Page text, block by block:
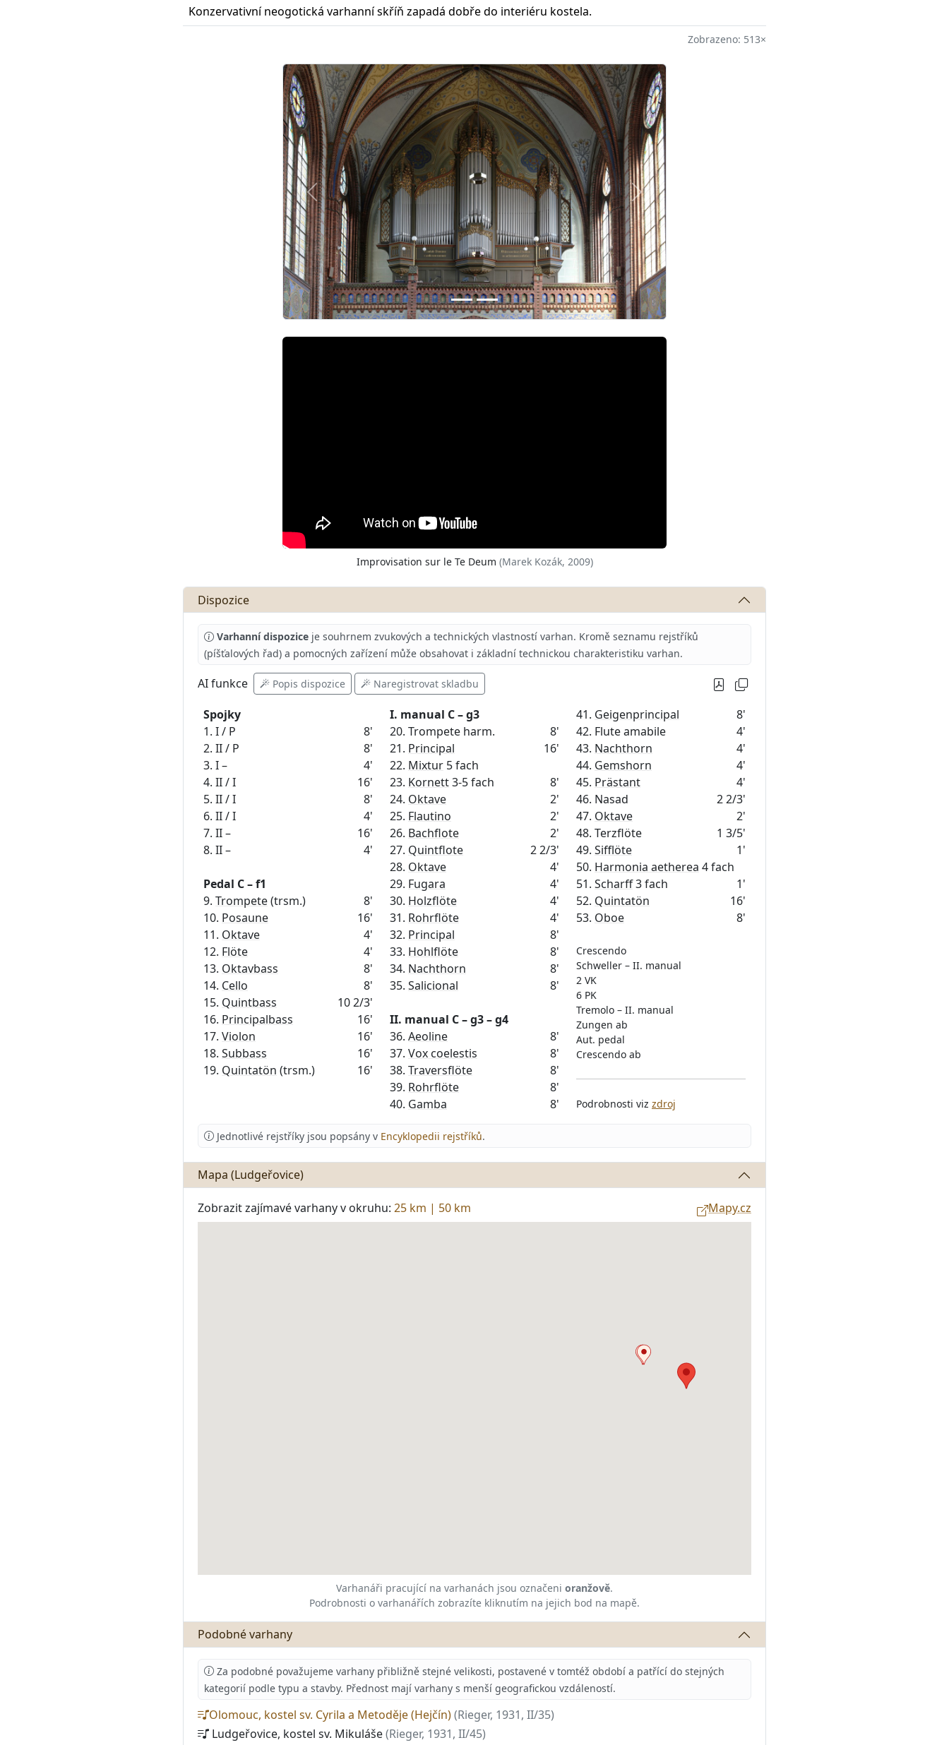
Konzervativní neogotická varhanní skříň zapadá dobře do interiéru kostela.
Zobrazeno: 513×
Předchozí Další
Improvisation sur le Te Deum (Marek Kozák, 2009)
Dispozice
Varhanní dispozice je souhrnem zvukových a technických vlastností varhan. Kromě seznamu rejstříků
(píšťalových řad) a pomocných zařízení může obsahovat i základní technickou charakteristiku varhan.
AIfunkce Popis dispozice Naregistrovat skladbu
Spojky
1. I / P
8'
2. II / P
8'
3. I –
4'
4. II / I
16'
5. II / I
8'
6. II / I
4'
7. II –
16'
8. II –
4'
Pedal C – f1
9. Trompete(trsm.)
8'
10. Posaune
16'
11. Oktave
4'
12. Flöte
4'
13. Oktavbass
8'
14. Cello
8'
15. Quintbass
10 2/3'
16. Principalbass
16'
17. Violon
16'
18. Subbass
16'
19. Quintatön (trsm.) 16'
I. manual C – g3
20. Trompete harm.
8'
21. Principal
16'
22. Mixtur 5 fach
23. Kornett3-5 fach
8'
24. Oktave
2'
25. Flautino
2'
26. Bachflote
2'
27. Quintflote
2 2/3'
28. Oktave
4'
29. Fugara
4'
30. Holzflöte
4'
31. Rohrflöte
4'
32. Principal
8'
33. Hohlflöte
8'
34. Nachthorn
8'
35. Salicional 8'
II. manual C – g3 – g4
36. Aeoline
8'
37. Vox coelestis
8'
38. Traversflöte
8'
39. Rohrflöte
8'
40. Gamba 8'
41. Geigenprincipal
8'
42. Flute amabile
4'
43. Nachthorn
4'
44. Gemshorn
4'
45. Prästant
4'
46. Nasad
2 2/3'
47. Oktave
2'
48. Terzflöte
1 3/5'
49. Sifflöte
1'
50. Harmonia aetherea 4 fach
51. Scharff3 fach
1'
52. Quintatön
16'
53. Oboe 8'
Crescendo
Schweller – II. manual
2 VK
6 PK
Tremolo – II. manual
Zungen ab
Aut. pedal
Crescendo ab
Podrobnosti viz zdroj
Jednotlivé rejstříky jsou popsány v Encyklopedii rejstříků.
Mapa (Ludgeřovice)
Zobrazit zajímavé varhany v okruhu: 25 km | 50 km Mapy.cz
Varhanáři pracující na varhanách jsou označeni oranžově.
Podrobnosti o varhanářích zobrazíte kliknutím na jejich bod na mapě.
Podobné varhany
Za podobné považujeme varhany přibližně stejné velikosti, postavené v tomtéž období a patřící do stejných
kategorií podle typu a stavby. Přednost mají varhany s menší geografickou vzdáleností.
Olomouc, kostel sv. Cyrila a Metoděje (Hejčín)(Rieger, 1931, II/35)
Ludgeřovice, kostel sv. Mikuláše(Rieger, 1931, II/45)